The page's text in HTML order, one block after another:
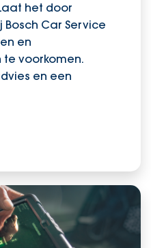
het door
Car Service
en
voorkomen.
en een